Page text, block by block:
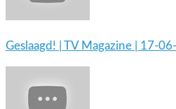
Geslaagd! | TV Magazine | 17-